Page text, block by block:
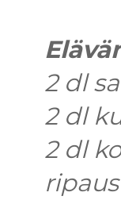
2 dl
2 dl
2 dl